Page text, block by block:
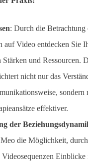
: Durch die Betrachtung
auf Video entdecken Sie
Stärken und Ressourcen.
nicht nur das
sondern
effektiver.
der
die Möglichkeit,
Videosequenzen